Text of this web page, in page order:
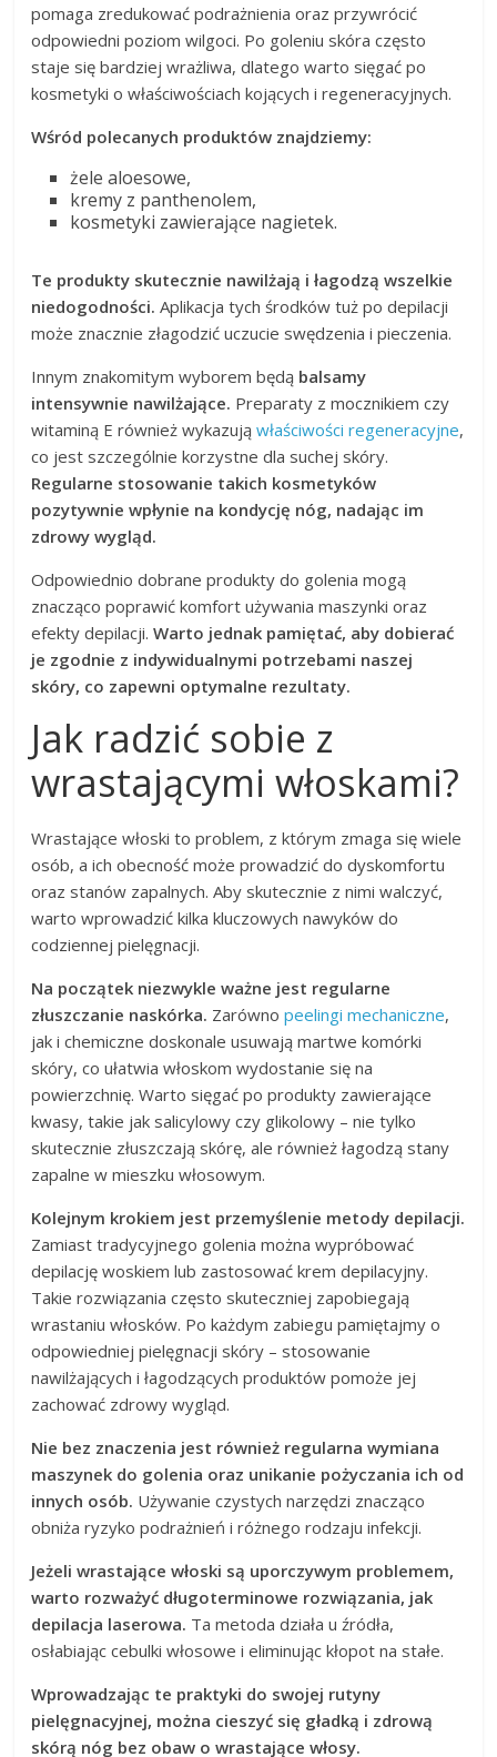
pomaga zredukować podrażnienia oraz przywrócić
odpowiedni poziom wilgoci. Po goleniu skóra często
staje się bardziej wrażliwa, dlatego warto sięgać po
kosmetyki o właściwościach kojących i regeneracyjnych.
Wśród polecanych produktów znajdziemy:
żele aloesowe,
kremy z panthenolem,
kosmetyki zawierające nagietek.
Te produkty skutecznie nawilżają i łagodzą wszelkie
niedogodności. Aplikacja tych środków tuż po depilacji
może znacznie złagodzić uczucie swędzenia i pieczenia.
Innym znakomitym wyborem będą balsamy
intensywnie nawilżające. Preparaty z mocznikiem czy
witaminą E również wykazująwłaściwości regeneracyjne,
co jest szczególnie korzystne dla suchej skóry.
Regularne stosowanie takich kosmetyków
pozytywnie wpłynie na kondycję nóg, nadając im
zdrowy wygląd.
Odpowiednio dobrane produkty do golenia mogą
znacząco poprawić komfort używania maszynki oraz
efekty depilacji.Warto jednak pamiętać, aby dobierać
je zgodnie z indywidualnymi potrzebami naszej
skóry, co zapewni optymalne rezultaty.
Jak radzić sobie z
wrastającymi włoskami?
Wrastające włoski to problem, z którym zmaga się wiele
osób, a ich obecność może prowadzić do dyskomfortu
oraz stanów zapalnych. Aby skutecznie z nimi walczyć,
warto wprowadzić kilka kluczowych nawyków do
codziennej pielęgnacji.
Na początek niezwykle ważne jest regularne
złuszczanie naskórka. Zarównopeelingi mechaniczne,
jak i chemiczne doskonale usuwają martwe komórki
skóry, co ułatwia włoskom wydostanie się na
powierzchnię. Warto sięgać po produkty zawierające
kwasy, takie jak salicylowy czy glikolowy – nie tylko
skutecznie złuszczają skórę, ale również łagodzą stany
zapalne w mieszku włosowym.
Kolejnym krokiem jest przemyślenie metody depilacji.
Zamiast tradycyjnego golenia można wypróbować
depilację woskiem lub zastosować krem depilacyjny.
Takie rozwiązania często skuteczniej zapobiegają
wrastaniu włosków. Po każdym zabiegu pamiętajmy o
odpowiedniej pielęgnacji skóry – stosowanie
nawilżających i łagodzących produktów pomoże jej
zachować zdrowy wygląd.
Nie bez znaczenia jest również regularna wymiana
maszynek do golenia oraz unikanie pożyczania ich od
innych osób. Używanie czystych narzędzi znacząco
obniża ryzyko podrażnień i różnego rodzaju infekcji.
Jeżeli wrastające włoski są uporczywym problemem,
warto rozważyć długoterminowe rozwiązania, jak
depilacja laserowa. Ta metoda działa u źródła,
osłabiając cebulki włosowe i eliminując kłopot na stałe.
Wprowadzając te praktyki do swojej rutyny
pielęgnacyjnej, można cieszyć się gładką i zdrową
skórą nóg bez obaw o wrastające włosy.